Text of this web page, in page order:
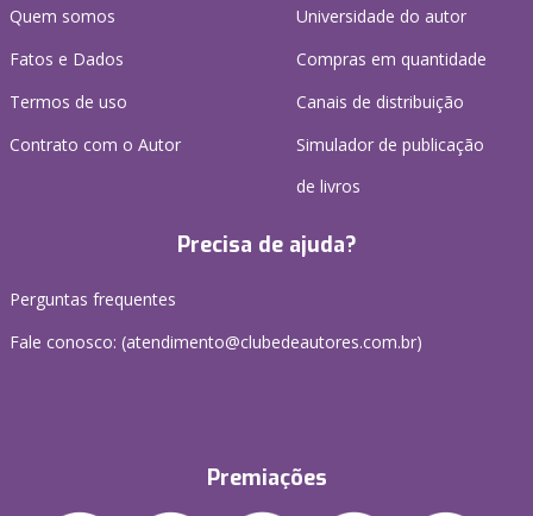
Quem somos
Fatos e Dados
Termos de uso
Contrato com o Autor
Universidade do autor
Compras em quantidade
Canais de distribuição
Simulador de publicação
de livros
Precisa de ajuda?
Perguntas frequentes
Fale conosco: (atendimento@clubedeautores.com.br)
Premiações